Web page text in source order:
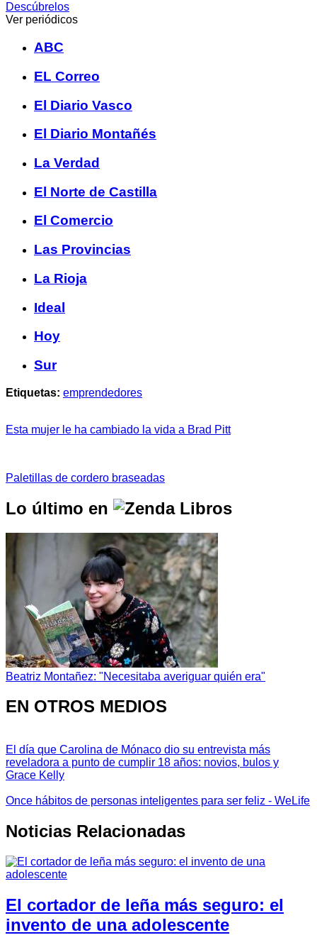
Descúbrelos
Ver periódicos
ABC
EL Correo
El Diario Vasco
El Diario Montañés
La Verdad
El Norte de Castilla
El Comercio
Las Provincias
La Rioja
Ideal
Hoy
Sur
Etiquetas: emprendedores
Esta mujer le ha cambiado la vida a Brad Pitt
Paletillas de cordero braseadas
Lo último en
Beatriz Montañez: "Necesitaba averiguar quién era"
EN OTROS MEDIOS
El día que Carolina de Mónaco dio su entrevista más
reveladora a punto de cumplir 18 años: novios, bulos y
Grace Kelly
Once hábitos de personas inteligentes para ser feliz - WeLife
Noticias Relacionadas
El cortador de leña más seguro: el
invento de una adolescente